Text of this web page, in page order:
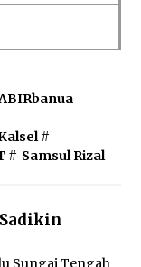
#
# Samsul Rizal
Sungai Tengah